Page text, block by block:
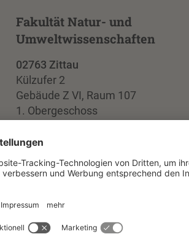
Fakultät Natur- und
Umweltwissenschaften
02763 Zittau
Külzufer 2
Gebäude Z VI, Raum 107
1. Obergeschoss
+49 3583 612-4967